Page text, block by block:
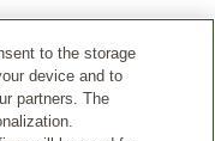
to the storage
device and to
partners. The